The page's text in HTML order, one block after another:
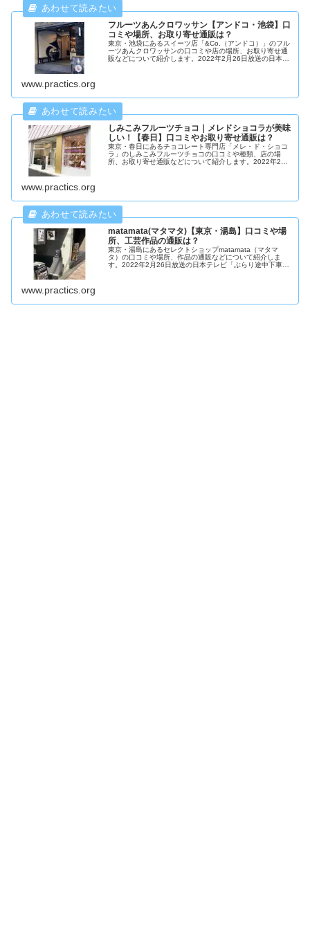
フルーツあんクロワッサン【アンドコ・池袋】口
コミや場所、お取り寄せ通販は？
東京・池袋にあるスイーツ店「&Co.（アンドコ）」のフル
ーツあんクロワッサンの口コミや店の場所、お取り寄せ通
販などについて紹介します。2022年2月26日放送の日本テ
www.practics.org
しみこみフルーツチョコ｜メレドショコラが美味
しい！【春日】口コミやお取り寄せ通販は？
東京・春日にあるチョコレート専門店「メレ・ド・ショコ
ラ」のしみこみフルーツチョコの口コミや種類、店の場
所、お取り寄せ通販などについて紹介します。2022年2月
www.practics.org
matamata(マタマタ)【東京・湯島】口コミや場
所、工芸作品の通販は？
東京・湯島にあるセレクトショップmatamata（マタマ
タ）の口コミや場所、作品の通販などについて紹介しま
す。2022年2月26日放送の日本テレビ「ぶらり途中下車の
www.practics.org